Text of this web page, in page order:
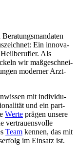
Ein inno­va­
Als
wir maßge­schnei­
moderner Arzt-
mit indi­vi­du­
und ein part­
Werte prägen unsere
vertrau­ens­volle
Team kennen, das mit
im Einsatz ist.